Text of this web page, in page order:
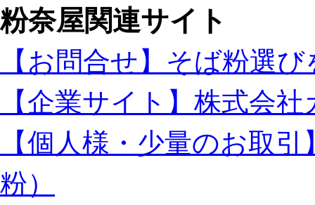
粉奈屋関連サイト
【お問合せ】そば粉選
【企業サイト】株式会
【個人様・少量のお取
粉）